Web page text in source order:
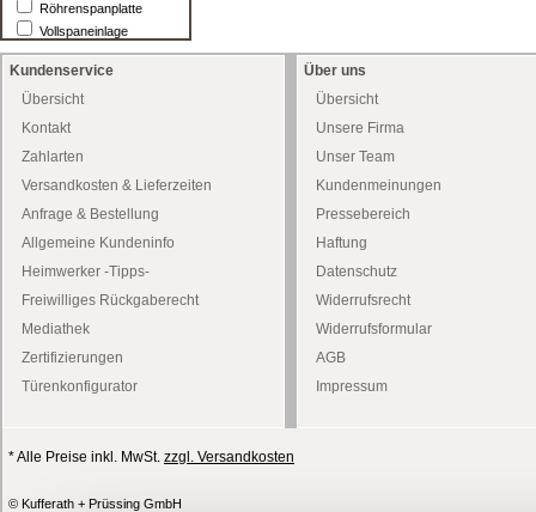
Röhrenspanplatte
Vollspaneinlage
Kundenservice
Übersicht
Kontakt
Zahlarten
Versandkosten & Lieferzeiten
Anfrage & Bestellung
Allgemeine Kundeninfo
Heimwerker -Tipps-
Freiwilliges Rückgaberecht
Mediathek
Zertifizierungen
Türenkonfigurator
Über uns
Übersicht
Unsere Firma
Unser Team
Kundenmeinungen
Pressebereich
Haftung
Datenschutz
Widerrufsrecht
Widerrufsformular
AGB
Impressum
* Alle Preise inkl. MwSt. zzgl. Versandkosten
© Kufferath + Prüssing GmbH